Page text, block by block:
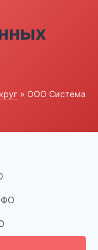
» ООО Система
ФО